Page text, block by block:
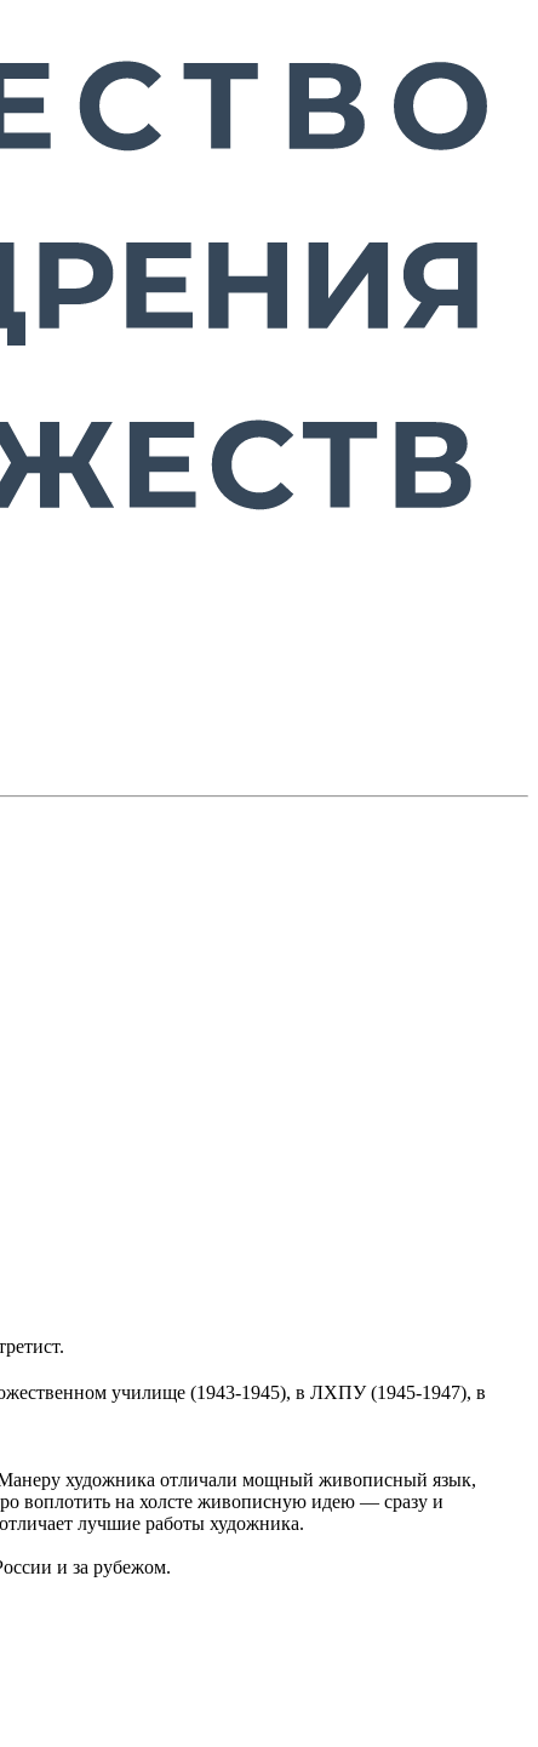
училище (1943-1945), в ЛХПУ (1945-1947), в
художника отличали мощный живописный язык,
воплотить на холсте живописную идею — сразу и
лучшие работы художника.
и за рубежом.